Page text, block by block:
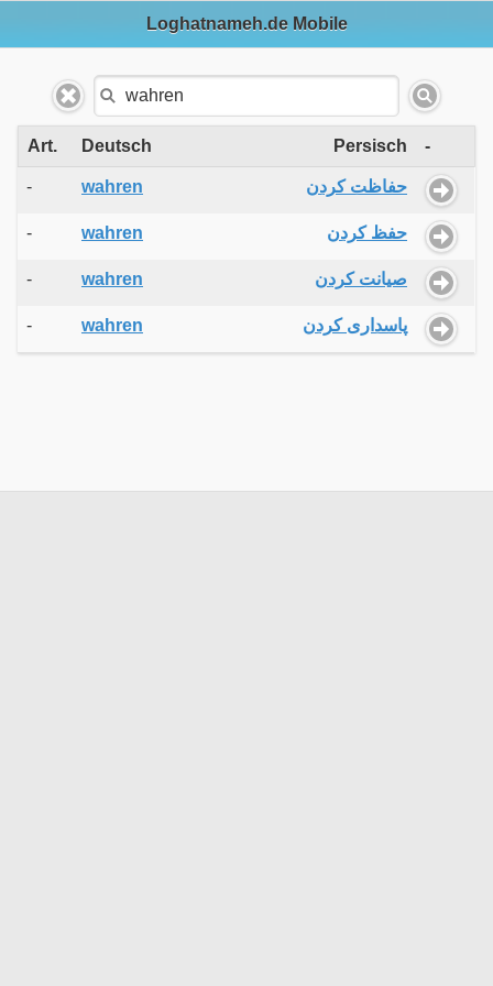
Loghatnameh.de Mobile
Art. Deutsch Persisch -
- wahren حفاظت کردن
- wahren حفظ کردن
- wahren صیانت کردن
- wahren پاسداری کردن